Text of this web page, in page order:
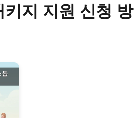
키지 지원 신청 방